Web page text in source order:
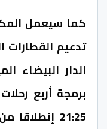
كما سيعمل
تدعيم
الدار البيضاء
21:25